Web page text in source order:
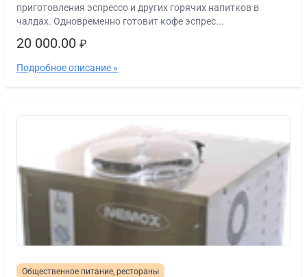
приготовления эспрессо и других горячих напитков в
чалдах. Одновременно готовит кофе эспрес...
20 000.00 ₽
Подробное описание »
Общественное питание, рестораны